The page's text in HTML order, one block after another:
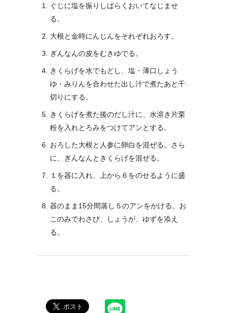
ぐじに塩を振りしばらくおいてなじませ
る。
大根と金時にんじんをそれぞれおろす。
ぎんなんの皮をむきゆでる。
きくらげを水でもどし、塩・薄口しょう
ゆ・みりんを合わせた出し汁で煮たあと千
切りにする。
きくらげを煮た後のだし汁に、水溶き片栗
粉を入れとろみをつけてアンとする。
おろした大根と人参に卵白を混ぜる。さら
に、ぎんなんときくらげを混ぜる。
１を器に入れ、上から６をのせるように盛
る。
器のまま15分間蒸し５のアンをかける。お
このみでわさび、しょうが、ゆずを添え
る。